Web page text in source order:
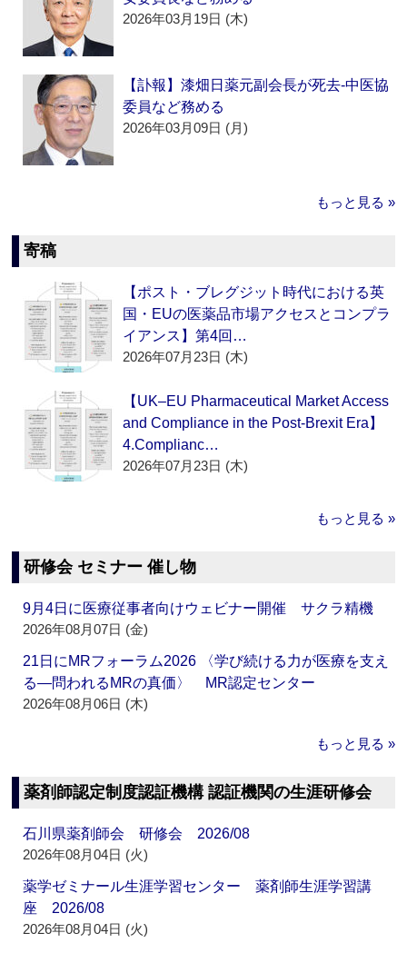
2026年03月19日 (木)
【訃報】漆畑日薬元副会長が死去‐中医協
委員など務める
2026年03月09日 (月)
もっと見る »
寄稿
【ポスト・ブレグジット時代における英
国・EUの医薬品市場アクセスとコンプラ
イアンス】第4回…
2026年07月23日 (木)
【UK–EU Pharmaceutical Market Access
and Compliance in the Post-Brexit Era】
4.Complianc…
2026年07月23日 (木)
もっと見る »
研修会 セミナー 催し物
9月4日に医療従事者向けウェビナー開催 サクラ精機
2026年08月07日 (金)
21日にMRフォーラム2026 〈学び続ける力が医療を支え
る―問われるMRの真価〉 MR認定センター
2026年08月06日 (木)
もっと見る »
薬剤師認定制度認証機構 認証機関の生涯研修会
石川県薬剤師会 研修会 2026/08
2026年08月04日 (火)
薬学ゼミナール生涯学習センター 薬剤師生涯学習講
座 2026/08
2026年08月04日 (火)